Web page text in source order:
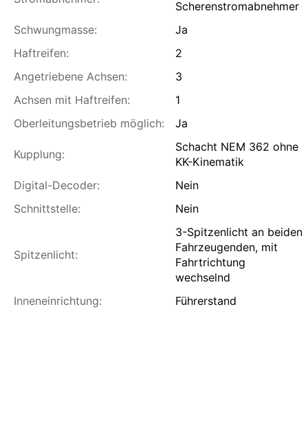
Scherenstromabnehmer
Schwungmasse:
Ja
Haftreifen:
2
Angetriebene Achsen:
3
Achsen mit Haftreifen:
1
Oberleitungsbetrieb möglich:
Ja
Kupplung:
Schacht NEM 362 ohne
KK-Kinematik
Digital-Decoder:
Nein
Schnittstelle:
Nein
Spitzenlicht:
3-Spitzenlicht an beiden
Fahrzeugenden, mit
Fahrtrichtung
wechselnd
Inneneinrichtung:
Führerstand